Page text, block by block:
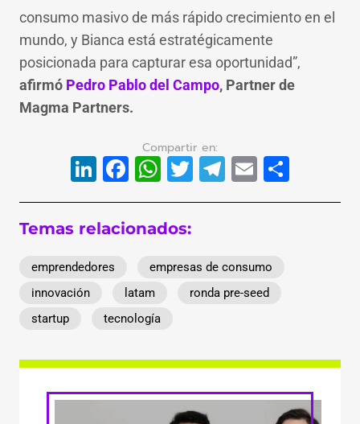
consumo masivo de más rápido crecimiento en el
mundo, y Bianca está estratégicamente
posicionada para capturar esa oportunidad”,
afirmó Pedro Pablo del Campo, Partner de
Magma Partners.
LinkedIn
Facebook
WhatsApp
Twitter
Telegram
Email
Temas relacionados:
emprendedores
empresas de consumo
innovación
latam
ronda pre-seed
startup
tecnología